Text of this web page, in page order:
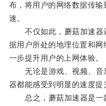
布，将用户的网络数据传
速。
不仅如此，蘑菇加速器
据用户所处的地理位置和
一步提升用户的上网体验。
无论是游戏、视频、音
器都能感受到明显的速度提
总之，蘑菇加速器是一